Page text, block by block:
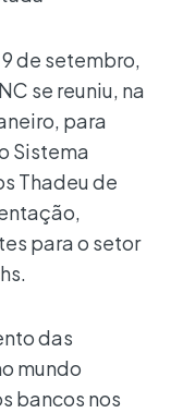
de setembro,
se reuniu, na
para
Sistema
Thadeu de
para o setor
das
mundo
bancos nos